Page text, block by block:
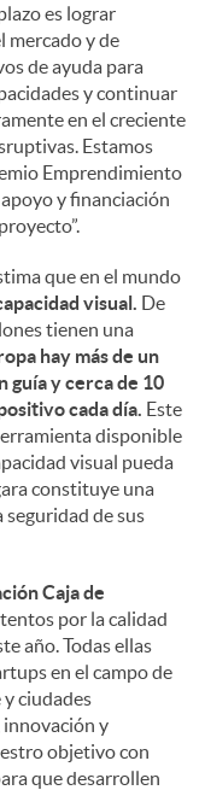
es lograr
mercado y de
de ayuda para
y continuar
en el creciente
Estamos
Emprendimiento
y financiación
que en el mundo
visual. De
tienen una
hay más de un
guía y cerca de 10
cada día. Este
disponible
visual pueda
constituye una
de sus
Caja de
por la calidad
año. Todas ellas
en el campo de
ciudades
innovación y
objetivo con
que desarrollen